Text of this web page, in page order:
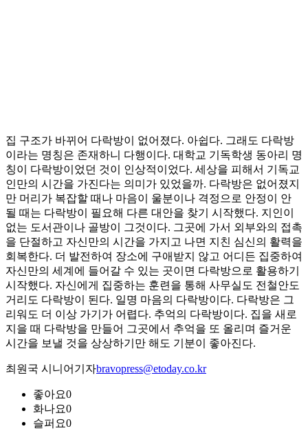
집 구조가 바뀌어 다락방이 없어졌다. 아쉽다. 그래도 다락방
이라는 명칭은 존재하니 다행이다. 대학교 기독학생 동아리 명
칭이 다락방이었던 것이 인상적이었다. 세상을 피해서 기독교
인만의 시간을 가진다는 의미가 있었을까. 다락방은 없어졌지
만 머리가 복잡할 때나 마음이 울분이나 격정으로 안정이 안
될 때는 다락방이 필요해 다른 대안을 찾기 시작했다. 지인이
없는 도서관이나 골방이 그것이다. 그곳에 가서 외부와의 접촉
을 단절하고 자신만의 시간을 가지고 나면 지친 심신의 활력을
회복한다. 더 발전하여 장소에 구애받지 않고 어디든 집중하여
자신만의 세계에 들어갈 수 있는 곳이면 다락방으로 활용하기
시작했다. 자신에게 집중하는 훈련을 통해 사무실도 전철안도
거리도 다락방이 된다. 일명 마음의 다락방이다. 다락방은 그
리워도 더 이상 가기가 어렵다. 추억의 다락방이다. 집을 새로
지을 때 다락방을 만들어 그곳에서 추억을 또 올리며 즐거운
시간을 보낼 것을 상상하기만 해도 기분이 좋아진다.
최원국 시니어기자bravopress@etoday.co.kr
좋아요0
화나요0
슬퍼요0